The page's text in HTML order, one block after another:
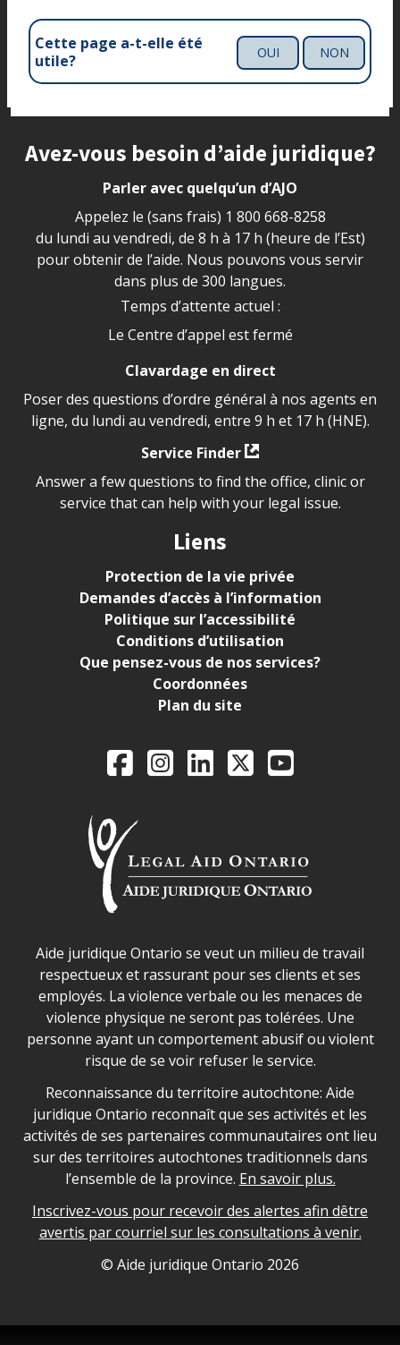
Cette page a-t-elle été
utile?
OUI NON
Site footer
Avez-vous besoin d’aide juridique?
Parler avec quelqu’un d’AJO
Appelez le (sans frais) 1 800 668-8258
du lundi au vendredi, de 8 h à 17 h (heure de l’Est)
pour obtenir de l’aide. Nous pouvons vous servir
dans plus de 300 langues.
Temps d’attente actuel :
Le Centre d’appel est fermé
Clavardage en direct
Poser des questions d’ordre général à nos agents en
ligne, du lundi au vendredi, entre 9 h et 17 h (HNE).
Service Finder
Answer a few questions to find the office, clinic or
service that can help with your legal issue.
Liens
Protection de la vie privée
Demandes d’accès à l’information
Politique sur l’accessibilité
Conditions d’utilisation
Que pensez-vous de nos services?
Coordonnées
Plan du site
Legal Aid Ontario
FacebookInstagram
LinkedIn
X YouTube
Déclaration sur la sécurité dans les locaux d'AJO.
Aide juridique Ontario se veut un milieu de travail
respectueux et rassurant pour ses clients et ses
employés. La violence verbale ou les menaces de
violence physique ne seront pas tolérées. Une
personne ayant un comportement abusif ou violent
risque de se voir refuser le service.
Legal Aid Ontario land acknowledgement
Reconnaissance du territoire autochtone: Aide
juridique Ontario reconnaît que ses activités et les
activités de ses partenaires communautaires ont lieu
sur des territoires autochtones traditionnels dans
l’ensemble de la province. En savoir plus.
Inscrivez-vous pour recevoir des alertes afin dêtre
avertis par courriel sur les consultations à venir.
Legal Aid Ontario copyright information
© Aide juridique Ontario 2026